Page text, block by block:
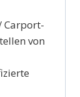
Carport-
von